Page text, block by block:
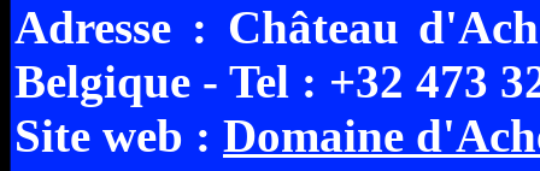
Adresse : Château
Belgique - Tel : +32 473
Site web : Domaine